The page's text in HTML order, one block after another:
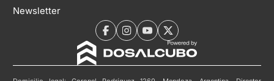
Newsletter